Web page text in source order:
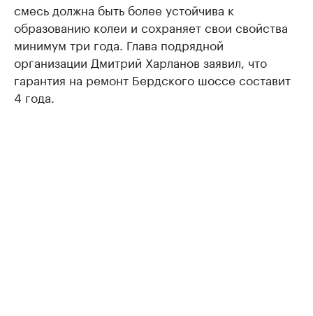
смесь должна быть более устойчива к
образованию колеи и сохраняет свои свойства
минимум три года. Глава подрядной
организации Дмитрий Харланов заявил, что
гарантия на ремонт Бердского шоссе составит
4 года.